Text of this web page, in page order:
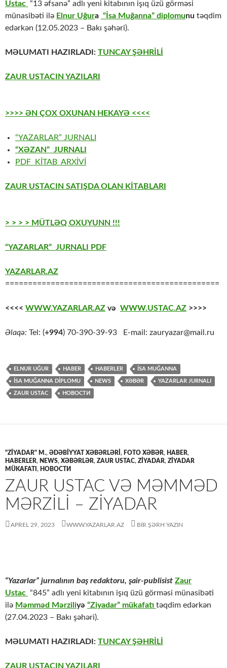
Ustac “13 əfsanə” adlı yeni kitabının işıq üzü görməsi
münasibəti ilə Elnur Uğura “İsa Muğanna” diplomunu təqdim
edərkən (12.05.2023 – Bakı şəhəri).
MƏLUMATI HAZIRLADI: TUNCAY ŞƏHRİLİ
ZAUR USTACIN YAZILARI
>>>> ƏN ÇOX OXUNAN HEKAYƏ <<<<
“YAZARLAR” JURNALI
“XƏZAN” JURNALI
PDF KİTAB ARXİVİ
ZAUR USTACIN SATIŞDA OLAN KİTABLARI
> > > > MÜTLƏQ OXUYUNN !!!
“YAZARLAR” JURNALI PDF
YAZARLAR.AZ
===============================================
<<<< WWW.YAZARLAR.AZ və WWW.USTAC.AZ >>>>
Əlaqə: Tel: (+994) 70-390-39-93 E-mail: zauryazar@mail.ru
ELNUR UĞUR HABER HABERLER İSA MUĞANNA
İSA MUĞANNA DİPLOMU NEWS XƏBƏR YAZARLAR JURNALI
ZAUR USTAC НОВОСТИ
"ZİYADAR" M., ƏDƏBIYYAT XƏBƏRLƏRI , FOTO XƏBƏR, HABER,
HABERLER, NEWS, XƏBƏRLƏR, ZAUR USTAC, ZİYADAR, ZİYADAR
MÜKAFATI , НОВОСТИ
ZAUR USTAC VƏ MƏMMƏD
MƏRZİLİ – ZİYADAR
APREL 29, 2023 WWW.YAZARLAR.AZ BIR ŞƏRH YAZIN
“Yazarlar” jurnalının baş redaktoru, şair-publisist Zaur
Ustac “845” adlı yeni kitabının işıq üzü görməsi münasibəti
ilə Məmməd Mərziliyə “Ziyadar” mükafatı təqdim edərkən
(27.04.2023 – Bakı şəhəri).
MƏLUMATI HAZIRLADI: TUNCAY ŞƏHRİLİ
ZAUR USTACIN YAZILARI